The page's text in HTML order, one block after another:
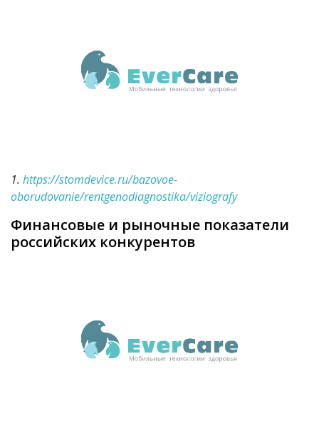
1. https://stomdevice.ru/bazovoe-
oborudovanie/rentgenodiagnostika/viziografy
Финансовые и рыночные показатели
российских конкурентов